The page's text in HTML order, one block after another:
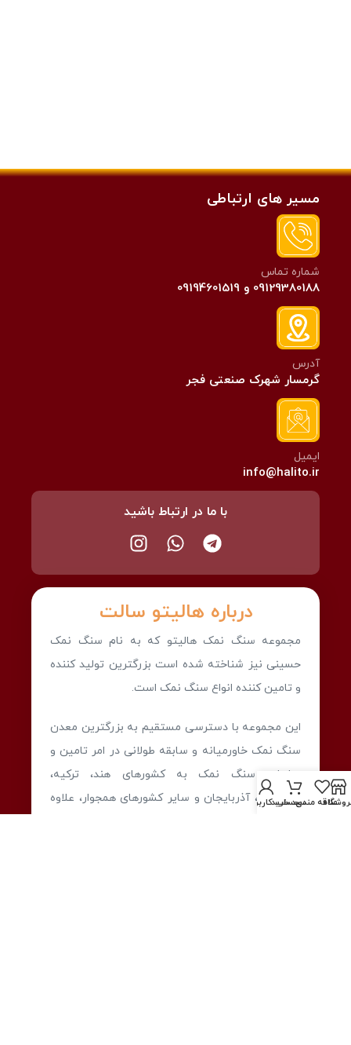
درباره هالیتو سالت
مجموعه سنگ نمک هالیتو که به نام سنگ نمک
حسینی نیز شناخته شده است بزرگترین تولید کننده
و تامین کننده انواع سنگ نمک است.
این مجموعه با دسترسی مستقیم به بزرگترین معدن
سنگ نمک خاورمیانه و سابقه طولانی در امر تامین و
صادرات سنگ نمک به کشورهای هند، ترکیه،
ارمنستان، آذربایجان و سایر کشورهای همجوار، علاوه
مسیر های ارتباطی
شماره تماس
09129380188 و 09194601519
آدرس
گرمسار شهرک صنعتی فجر
ایمیل
info@halito.ir
با ما در ارتباط باشید
علاقه مندیسبد خرید
حساب کاربری من